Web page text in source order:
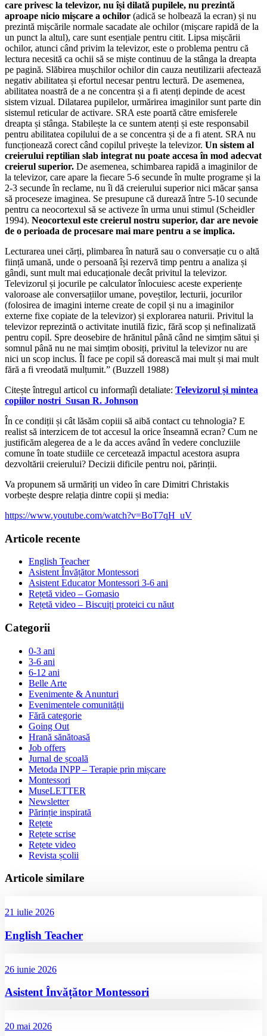
care privesc la televizor, nu își dilată pupilele, nu prezintă
aproape nicio mișcare a ochilor (adică se holbează la ecran) și nu
prezintă mișcările normale sacadate ale ochilor (mișcare rapidă de la
un punct la altul), care sunt esențiale pentru citit. Lipsa mișcării
ochilor, atunci când privim la televizor, este o problema pentru că
lectura necesită ca ochii să se miște continuu de la stânga la dreapta
pe pagină. Slăbirea mușchilor ochilor din cauza neutilizarii afectează
negativ abilitatea și efortul necesar pentru lectură. De asemenea,
abilitatea noastră de a ne concentra și a fi atenți depinde de acest
sistem vizual. Dilatarea pupilelor, urmărirea imaginilor sunt parte din
sistemul reticular de activare. SRA este poartă către emisferele
dreapta și stânga. Stabilește la ce suntem atenți și este responsabil
pentru abilitatea copilului de a se concentra și de a fi atent. SRA nu
funcționează corect când copilul privește la televizor. Un sistem al
creierului reptilian slab integrat nu poate accesa în mod adecvat
creierul superior. De asemenea, schimbarea rapidă a imaginilor de
la televizor, care apare la fiecare 5-6 secunde în multe programe și la
2-3 secunde în reclame, nu îi dă creierului superior nici măcar șansa
să proceseze imaginea. Se presupune că durează între 5-10 secunde
pentru ca neocortexul să se activeze în urma unui stimul (Scheidler
1994). Neocortexul este creierul nostru superior, dar are nevoie
de o perioada de procesare mai mare pentru a se implica.
Lecturarea unei cărți, plimbarea în natură sau o conversație cu o altă
ființă umană, unde o persoană își rezervă timp pentru a analiza și
gândi, sunt mult mai educaționale decât privitul la televizor.
Televizorul și jocurile pe calculator înlocuiesc aceste experiențe
valoroase ale conversațiilor umane, poveștilor, lecturii, jocurilor
(folosirea de imagini interne create de copil și nu a imaginilor
externe fixe copiate de la televizor) și explorarea naturii. Privitul la
televizor reprezintă o activitate inutilă fizic, fără scop și nefinalizată
pentru copil. Spre deosebire de hrănitul până când ne simțim sătui și
somnul până nu ne mai simțim obosiți, privitul la televizor nu are
nici un scop inclus. Îl face pe copil să dorească mai mult și mai mult
fără a fi vreodată mulțumit.” (Buzzell 1988)
Citește întregul articol cu informațîi detaliate: Televizorul și mintea
copiilor nostri_Susan R. Johnson
În ce condiții și cât lăsăm copiii să aibă contact cu tehnologia? E
realist să interzicem de tot accesul la orice înseamnă ecran? Cum ne
justificăm alegerea de a le da acces având în vedere concluziile
comune în toate studiile ce cercetează impactul acestora asupra
dezvoltării creierului? Decizii dificile pentru noi, părinții.
Va propunem să urmăriți un video în care Dimitri Christakis
vorbește despre relația dintre copii și media:
https://www.youtube.com/watch?v=BoT7qH_uV
Articole recente
English Teacher
Asistent Învățător Montessori
Asistent Educator Montessori 3-6 ani
Rețetă video – Gomasio
Rețetă video – Biscuiți proteici cu năut
Categorii
0-3 ani
3-6 ani
6-12 ani
Belle Arte
Evenimente & Anunturi
Evenimentele comunității
Fără categorie
Going Out
Hrană sănătoasă
Job offers
Jurnal de școală
Metoda INPP – Terapie prin mișcare
Montessori
MuseLETTER
Newsletter
Părinție inspirată
Rețete
Rețete scrise
Rețete video
Revista școlii
Articole similare
21 iulie 2026
English Teacher
26 iunie 2026
Asistent Învățător Montessori
20 mai 2026